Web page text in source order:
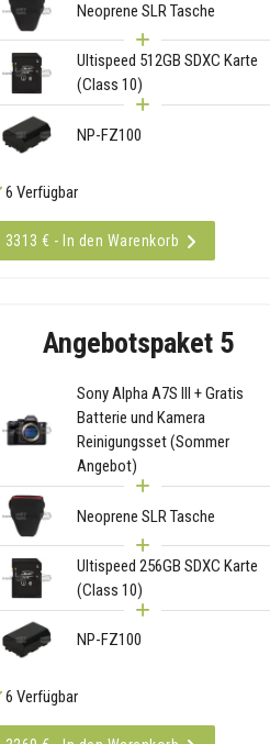
Neoprene SLR Tasche
Ultispeed 512GB SDXC Karte
(Class 10)
NP-FZ100
6 Verfügbar
3313 € - In den Warenkorb
Angebotspaket 5
Sony Alpha A7S III + Gratis
Batterie und Kamera
Reinigungsset (Sommer
Angebot)
Neoprene SLR Tasche
Ultispeed 256GB SDXC Karte
(Class 10)
NP-FZ100
6 Verfügbar